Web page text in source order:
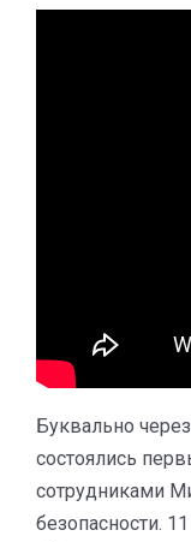
Буквально
состоялись
сотрудниками
безопасности.